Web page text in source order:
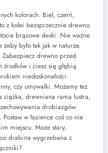
kolorach. Biel, czerń,
z kolei bezsprzecznie drewno.
brązowe deski. Nie ważne
było tak jak w naturze.
drewno przed
i ciesz się głębią
niedoskonałości.
czy umywalki. Możemy też
ciężka, drewniana rama lustra,
drobiazgów.
w łazience coś co nie
miejscu. Może stary,
drabina wygrzebana z